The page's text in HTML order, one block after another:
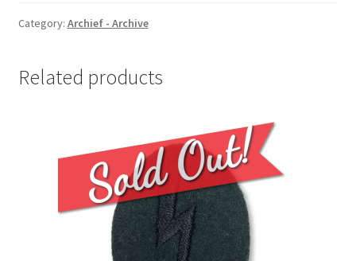
Category: Archief - Archive
Related products